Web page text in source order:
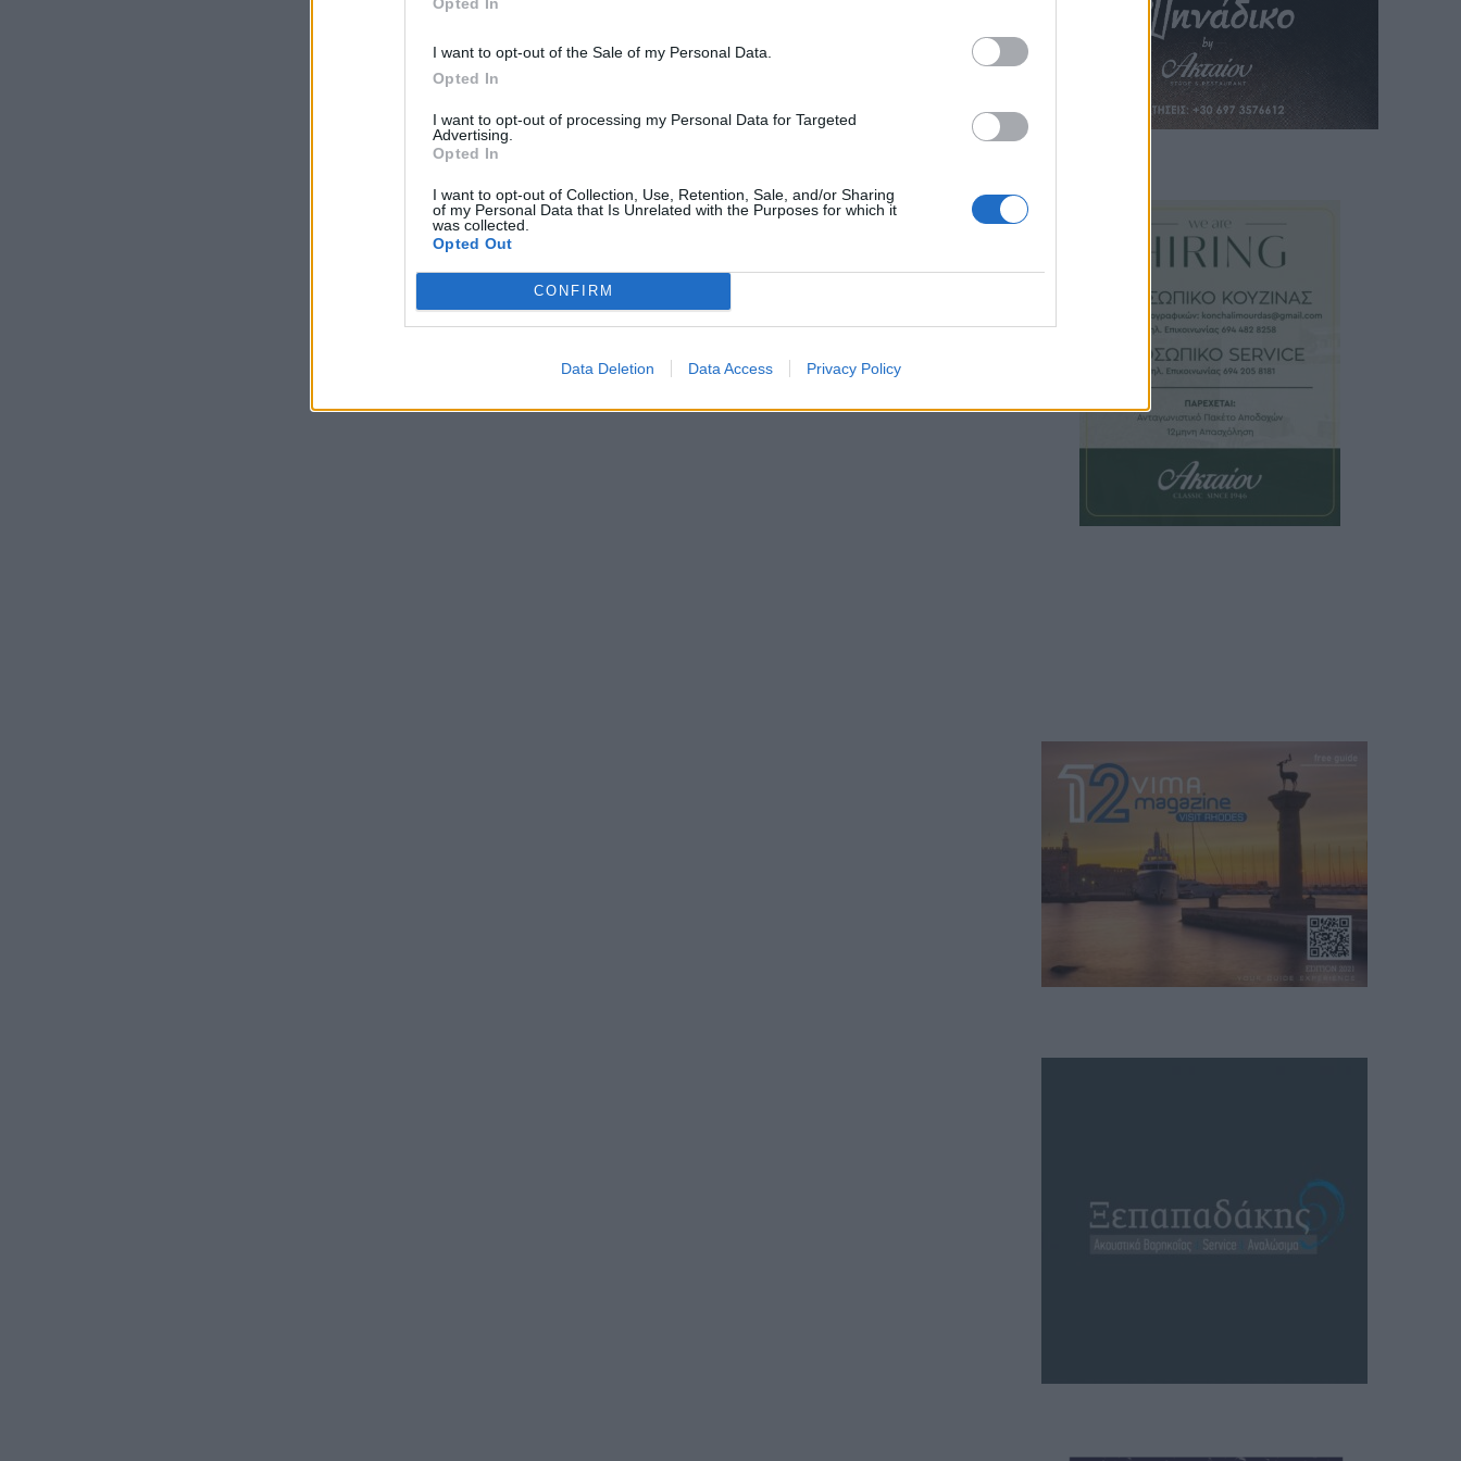
I want to opt-out of the Sale of my Personal Data.
Opted In
I want to opt-out of processing my Personal Data for Targeted
Advertising.
Opted In
I want to opt-out of Collection, Use, Retention, Sale, and/or Sharing
of my Personal Data that Is Unrelated with the Purposes for which it
was collected.
Opted Out
CONFIRM
Data Deletion Data Access Privacy Policy
Τραγωδία στη Λέρο: Εντοπίστηκε
νεκρός άνδρας σε ιστιοφόρο
Επόμενο άρθρο
Συγκίνηση στο μνημόσυνο για τη